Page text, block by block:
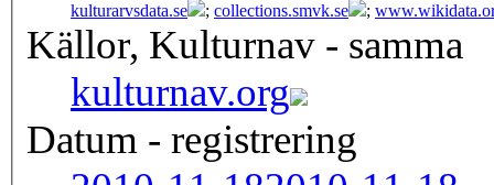
kulturarvsdata.se ; collections.smvk.se ;
Källor, Kulturnav - samma
kulturnav.org
Datum - registrering